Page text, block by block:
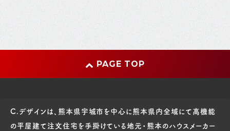
PAGE TOP
C.デザインは、熊本県宇城市を中心に熊本県内全域にて高機能
の平屋建て注文住宅を手掛けている地元・熊本のハウスメーカー